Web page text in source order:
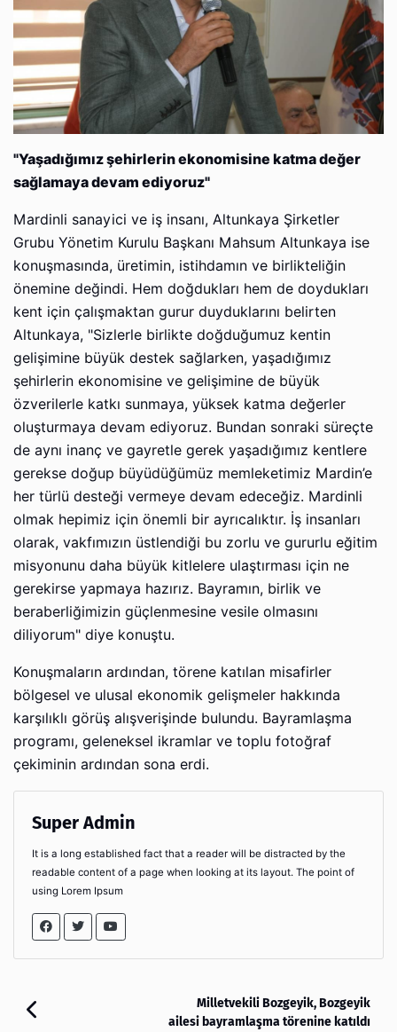
"Yaşadığımız şehirlerin ekonomisine katma değer
sağlamaya devam ediyoruz"
Mardinli sanayici ve iş insanı, Altunkaya Şirketler
Grubu Yönetim Kurulu Başkanı Mahsum Altunkaya ise
konuşmasında, üretimin, istihdamın ve birlikteliğin
önemine değindi. Hem doğdukları hem de doydukları
kent için çalışmaktan gurur duyduklarını belirten
Altunkaya, "Sizlerle birlikte doğduğumuz kentin
gelişimine büyük destek sağlarken, yaşadığımız
şehirlerin ekonomisine ve gelişimine de büyük
özverilerle katkı sunmaya, yüksek katma değerler
oluşturmaya devam ediyoruz. Bundan sonraki süreçte
de aynı inanç ve gayretle gerek yaşadığımız kentlere
gerekse doğup büyüdüğümüz memleketimiz Mardin’e
her türlü desteği vermeye devam edeceğiz. Mardinli
olmak hepimiz için önemli bir ayrıcalıktır. İş insanları
olarak, vakfımızın üstlendiği bu zorlu ve gururlu eğitim
misyonunu daha büyük kitlelere ulaştırması için ne
gerekirse yapmaya hazırız. Bayramın, birlik ve
beraberliğimizin güçlenmesine vesile olmasını
diliyorum" diye konuştu.
Konuşmaların ardından, törene katılan misafirler
bölgesel ve ulusal ekonomik gelişmeler hakkında
karşılıklı görüş alışverişinde bulundu. Bayramlaşma
programı, geleneksel ikramlar ve toplu fotoğraf
çekiminin ardından sona erdi.
Super Admin
It is a long established fact that a reader will be distracted by the
readable content of a page when looking at its layout. The point of
using Lorem Ipsum
Milletvekili Bozgeyik, Bozgeyik
ailesi bayramlaşma törenine katıldı